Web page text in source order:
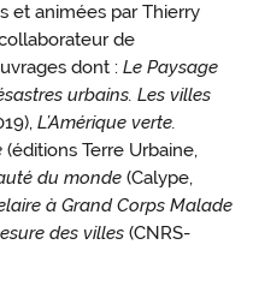
et animées par Thierry
de
dont : Le Paysage
urbains. Les villes
L’Amérique verte.
(éditions Terre Urbaine,
du monde (Calype,
à Grand Corps Malade
des villes (CNRS-